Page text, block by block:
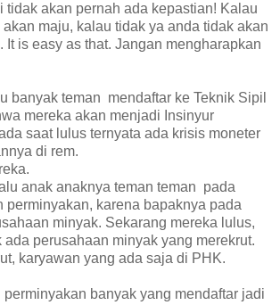
tidak akan pernah ada kepastian! Kalau
maju, kalau tidak ya anda tidak akan
It is easy as that. Jangan mengharapkan
banyak teman mendaftar ke Teknik Sipil
mereka akan menjadi Insinyur
saat lulus ternyata ada krisis moneter
di rem.
anak anaknya teman teman pada
perminyakan, karena bapaknya pada
minyak. Sekarang mereka lulus,
ada perusahaan minyak yang merekrut.
karyawan yang ada saja di PHK.
banyak yang mendaftar jadi